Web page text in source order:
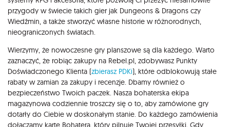
przygody w świecie takich gier jak Dungeons & Dragons czy
Wiedźmin, a także stworzyć własne historie w różnorodnych,
nieograniczonych światach.
Wierzymy, że nowoczesne gry planszowe są dla każdego. Warto
zaznaczyć, że robiąc zakupy na Rebel.pl, zdobywasz Punkty
Doświadczonego Klienta (zbierasz PDKi), które odblokowują stałe
rabaty w zamian za zakupy i recenzje. Dbamy również o
bezpieczeństwo Twoich paczek. Nasza bohaterska ekipa
magazynowa codziennie troszczy się o to, aby zamówione gry
dotarły do Ciebie w doskonałym stanie. Do każdego zamówienia
dołączamy kartę Bohatera, który pilnuje Twojej przesyłki. Gdy